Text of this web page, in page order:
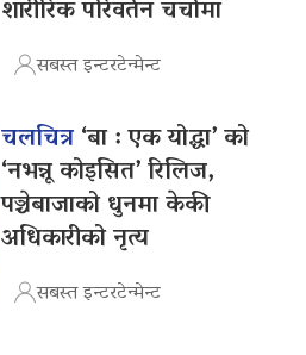
शारीरिक परिवर्तन चर्चामा
सबस्त इन्टरटेन्मेन्ट
चलचित्र‘बा : एक योद्धा’ को
‘नभन्नू कोइसित’ रिलिज,
पञ्चेबाजाको धुनमा केकी
अधिकारीको नृत्य
सबस्त इन्टरटेन्मेन्ट